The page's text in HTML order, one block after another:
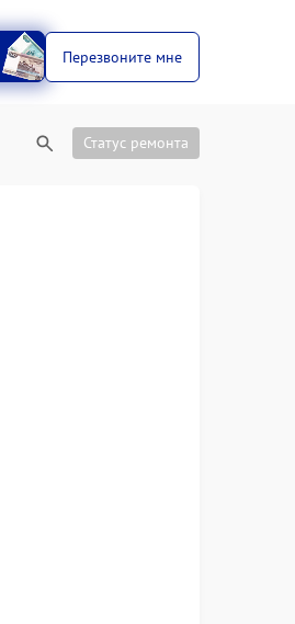
Перезвоните мне
Статус ремонта